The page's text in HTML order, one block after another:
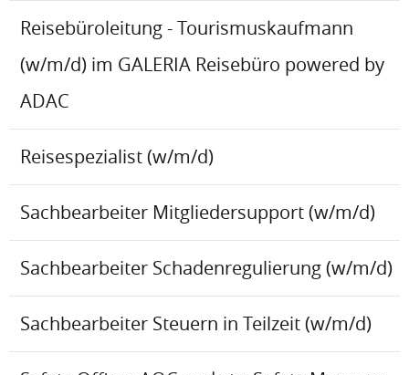
Reisebüroleitung - Tourismuskaufmann
(w/m/d) im GALERIA Reisebüro powered by
ADAC
Reisespezialist (w/m/d)
Sachbearbeiter Mitgliedersupport (w/m/d)
Sachbearbeiter Schadenregulierung (w/m/d)
Sachbearbeiter Steuern in Teilzeit (w/m/d)